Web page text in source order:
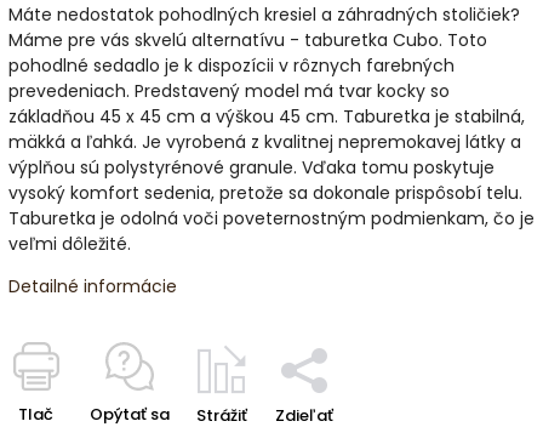
Máte nedostatok pohodlných kresiel a záhradných stoličiek?
Máme pre vás skvelú alternatívu - taburetka Cubo. Toto
pohodlné sedadlo je k dispozícii v rôznych farebných
prevedeniach. Predstavený model má tvar kocky so
základňou 45 x 45 cm a výškou 45 cm. Taburetka je stabilná,
mäkká a ľahká. Je vyrobená z kvalitnej nepremokavej látky a
výplňou sú polystyrénové granule. Vďaka tomu poskytuje
vysoký komfort sedenia, pretože sa dokonale prispôsobí telu.
Taburetka je odolná voči poveternostným podmienkam, čo je
veľmi dôležité.
Detailné informácie
Tlač Opýtať sa Strážiť Zdieľať